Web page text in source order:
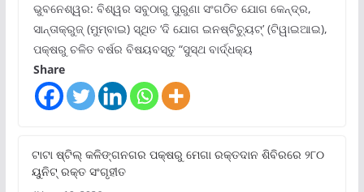
ଭୁବନେଶ୍ୱର: ବିଶ୍ୱର ସବୁଠାରୁ ପୁରୁଣା ସଂଗଠିତ ଯୋଗ କେନ୍ଦ୍ର,
ସାନ୍ତାକ୍ରୁଜ୍ (ମୁମ୍ବାଇ) ସ୍ଥିତ ‘ଦି ଯୋଗ ଇନଷ୍ଟିଚ୍ୟୁଟ୍‌’ (ଟିୱାଇଆଇ),
ପକ୍ଷରୁ ଚଳିତ ବର୍ଷର ବିଷୟବସ୍ତୁ “ସୁସ୍ଥ ବାର୍ଦ୍ଧକ୍ୟ
Share
ଟାଟା ଷ୍ଟିଲ୍‌ କଳିଙ୍ଗନଗର ପକ୍ଷରୁ ମେଗା ରକ୍ତଦାନ ଶିବିରରେ ୨୮୦
ୟୁନିଟ୍‌ ରକ୍ତ ସଂଗୃହୀତ